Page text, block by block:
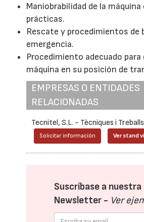
Maniobrabilidad de la
prácticas.
Rescate y procedimientos de
emergencia.
Procedimiento adecuado
máquina en su posición de
EMPRESAS O ENTIDADES
RELACIONADAS
Tecnitel, S.L. - Tècniques i
Solicitar información Ver stand
Suscríbase a nuestra
Newsletter - Ver